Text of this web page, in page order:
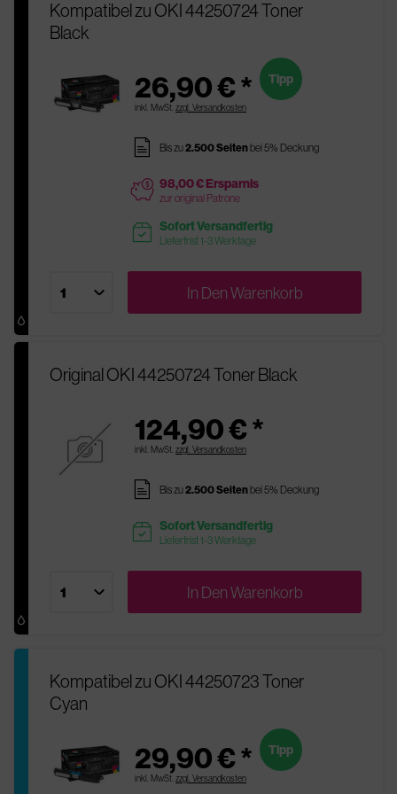
Kompatibel zu OKI 44250724 Toner
Black
26,90 € *
inkl. MwSt. zzgl. Versandkosten
Tipp
pages Bis zu2.500 Seitenbei 5% Deckung
price 98,00 € Ersparnis
zur original Patrone
readytoship Sofort Versandfertig
Lieferfrist 1-3 Werktage
In DenWarenkorb
Original OKI 44250724 Toner Black
124,90 € *
inkl. MwSt. zzgl. Versandkosten
pages Bis zu2.500 Seitenbei 5% Deckung
readytoship Sofort Versandfertig
Lieferfrist 1-3 Werktage
In DenWarenkorb
Kompatibel zu OKI 44250723 Toner
Cyan
29,90 € *
inkl. MwSt. zzgl. Versandkosten
Tipp